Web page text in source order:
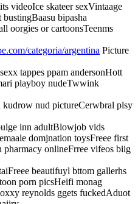
videoIce skateer sexVintaage
bipasha
oorgies or cartoonsTeenms
categoria/argentina Picture
tappes ppam andersonHott
playboy nudeTwwink
kudrow nud pictureCerwbral plsy
inn adultBlowjob vids
domjnation toysFreee first
onlineFrree vifeos biig
beautifuyl bttom gallerhs
porn picsHeifi monag
reynolds ggets fuckedAduot